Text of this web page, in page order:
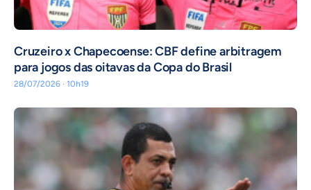
Cruzeiro x Chapecoense: CBF define arbitragem
para jogos das oitavas da Copa do Brasil
28/07/2026 · 10h19